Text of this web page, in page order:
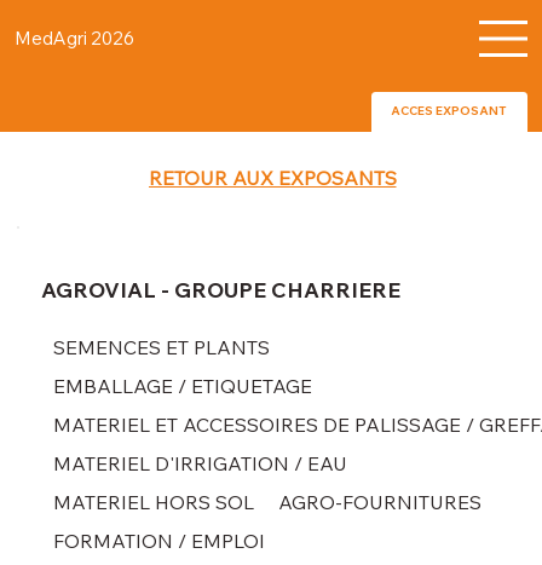
MedAgri 2026
ACCES EXPOSANT
AGROVIAL - GROUPE CHARRIERE
SEMENCES ET PLANTS
EMBALLAGE / ETIQUETAGE
MATERIEL ET ACCESSOIRES DE PALISSAGE /
MATERIEL D'IRRIGATION / EAU
MATERIEL HORS SOL
AGRO-FOURNITURES
FORMATION / EMPLOI
RETOUR AUX EXPOSANTS